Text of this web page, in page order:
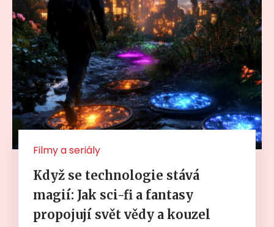
Filmy a seriály
Když se technologie stává
magií: Jak sci-fi a fantasy
propojují svět vědy a kouzel